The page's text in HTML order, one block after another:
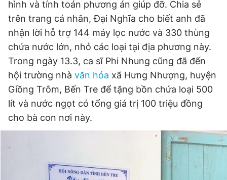
hình và tính toán phương án giúp đỡ. Chia sẻ
trên trang cá nhân, Đại Nghĩa cho biết anh đã
nhận lời hỗ trợ 144 máy lọc nước và 330 thùng
chứa nước lớn, nhỏ các loại tại địa phương này.
Trong ngày 13.3, ca sĩ Phi Nhung cũng đã đến
hội trường nhà văn hóa xã Hưng Nhượng, huyện
Giồng Trôm, Bến Tre để tặng bồn chứa loại 500
lít và nước ngọt có tổng giá trị 100 triệu đồng
cho bà con nơi này.